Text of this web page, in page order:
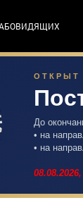
ОТКРЫТ
До
• на
• на
08.08.2026,